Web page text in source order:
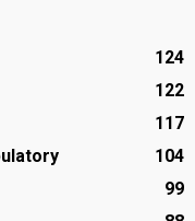
124
122
117
104
99